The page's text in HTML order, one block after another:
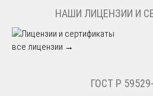
НАШИ ЛИЦЕНЗИИ И
все лицензии →
ГОСТ Р